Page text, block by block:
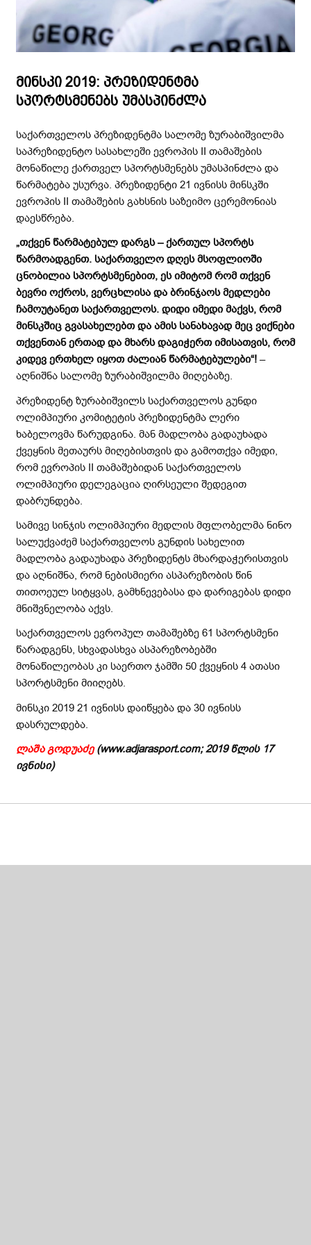
მინსკი 2019: პრეზიდენტმა
სპორტსმენებს უმასპინძლა
საქართველოს პრეზიდენტმა სალომე ზურაბიშვილმა
საპრეზიდენტო სასახლეში ევროპის II თამაშების
მონაწილე ქართველ სპორტსმენებს უმასპინძლა და
წარმატება უსურვა. პრეზიდენტი 21 ივნისს მინსკში
ევროპის II თამაშების გახსნის საზეიმო ცერემონიას
დაესწრება.
„თქვენ წარმატებულ დარგს –ქართულ სპორტს
წარმოადგენთ. საქართველო დღეს მსოფლიოში
ცნობილია სპორტსმენებით, ეს იმიტომ რომ თქვენ
ბევრი ოქროს, ვერცხლისა და ბრინჯაოს მედლები
ჩამოუტანეთ საქართველოს. დიდი იმედი მაქვს, რომ
მინსკშიც გვასახელებთ და ამის სანახავად მეც ვიქნები
თქვენთან ერთად და მხარს დაგიჭერთ იმისათვის, რომ
კიდევ ერთხელ იყოთ ძალიან წარმატებულები“!–
აღნიშნა სალომე ზურაბიშვილმა მიღებაზე.
პრეზიდენტ ზურაბიშვილს საქართველოს გუნდი
ოლიმპიური კომიტეტის პრეზიდენტმა ლერი
ხაბელოვმა წარუდგინა. მან მადლობა გადაუხადა
ქვეყნის მეთაურს მიღებისთვის და გამოთქვა იმედი,
რომ ევროპის II თამაშებიდან საქართველოს
ოლიმპიური დელეგაცია ღირსეული შედეგით
დაბრუნდება.
სამივე სინჯის ოლიმპიური მედლის მფლობელმა ნინო
სალუქვაძემ საქართველოს გუნდის სახელით
მადლობა გადაუხადა პრეზიდენტს მხარდაჭერისთვის
და აღნიშნა, რომ ნებისმიერი ასპარეზობის წინ
თითოეულ სიტყვას, გამხნევებასა და დარიგებას დიდი
მნიშვნელობა აქვს.
საქართველოს ევროპულ თამაშებზე 61 სპორტსმენი
წარადგენს, სხვადასხვა ასპარეზობებში
მონაწილეობას კი საერთო ჯამში 50 ქვეყნის 4 ათასი
სპორტსმენი მიიღებს.
მინსკი 2019 21 ივნისს დაიწყება და 30 ივნისს
დასრულდება.
ლაშა გოდუაძე(www.adjarasport.com; 2019წლის17
ივნისი)